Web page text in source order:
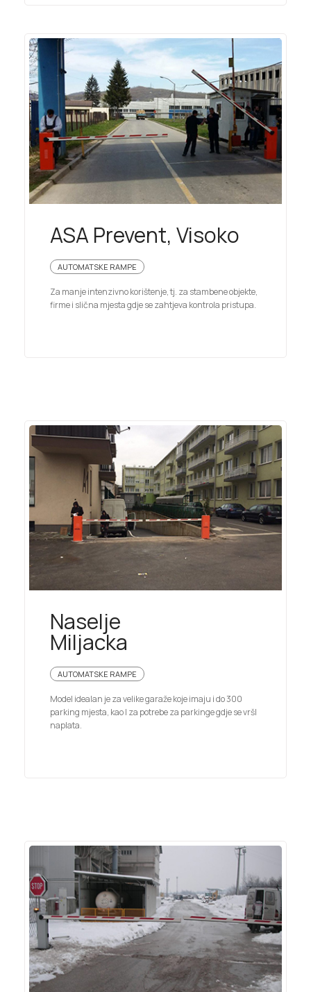
ASA Prevent, Visoko
AUTOMATSKE RAMPE
Za manje intenzivno korištenje, tj. za stambene objekte,
firme i slična mjesta gdje se zahtjeva kontrola pristupa.
Naselje
Miljacka
AUTOMATSKE RAMPE
Model idealan je za velike garaže koje imaju i do 300
parking mjesta, kao I za potrebe za parkinge gdje se vršI
naplata.